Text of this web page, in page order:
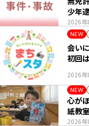
2026年
少年
NEW
2026年
会い
初回
NEW
2026年
心が
紙教室